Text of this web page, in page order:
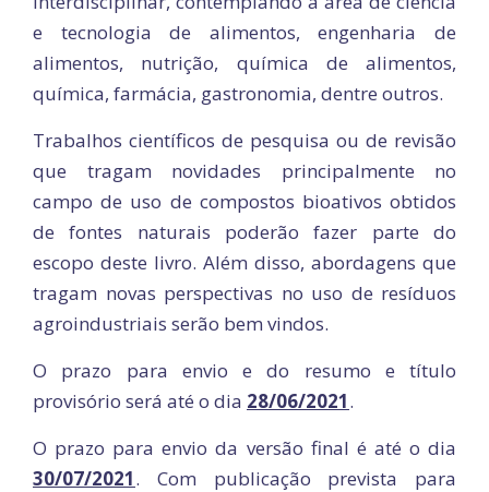
e tecnologia de alimentos, engenharia de
alimentos, nutrição, química de alimentos,
química, farmácia, gastronomia, dentre outros.
Trabalhos científicos de pesquisa ou de revisão
que tragam novidades principalmente no
campo de uso de compostos bioativos obtidos
de fontes naturais poderão fazer parte do
escopo deste livro. Além disso, abordagens que
tragam novas perspectivas no uso de resíduos
agroindustriais serão bem vindos.
O prazo para envio e do resumo e título
provisório será até o dia 28/06/2021.
O prazo para envio da versão final é até o dia
30/07/2021. Com publicação prevista para